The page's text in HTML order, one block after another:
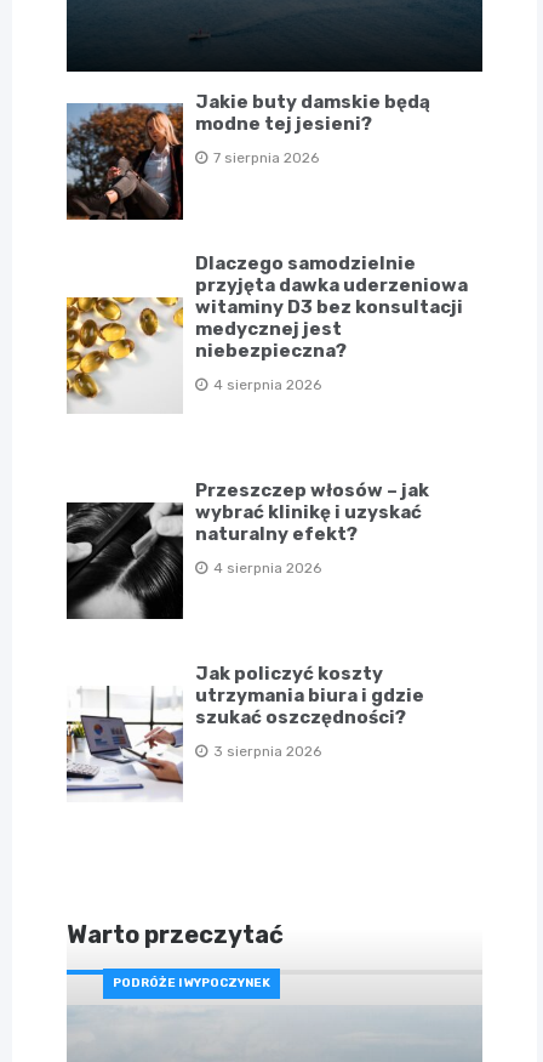
Jakie buty damskie będą
modne tej jesieni?
7 sierpnia 2026
Dlaczego samodzielnie
przyjęta dawka uderzeniowa
witaminy D3 bez konsultacji
medycznej jest
niebezpieczna?
4 sierpnia 2026
Przeszczep włosów – jak
wybrać klinikę i uzyskać
naturalny efekt?
4 sierpnia 2026
Jak policzyć koszty
utrzymania biura i gdzie
szukać oszczędności?
3 sierpnia 2026
Warto przeczytać
PODRÓŻE I WYPOCZYNEK